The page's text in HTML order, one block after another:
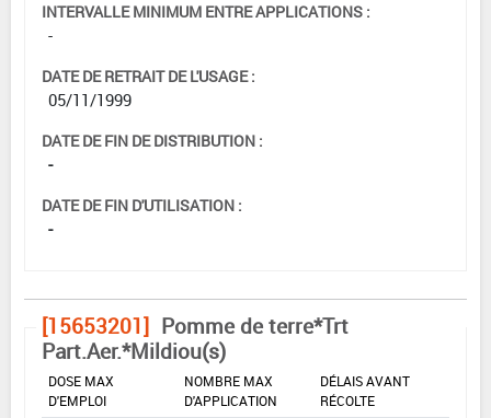
INTERVALLE MINIMUM ENTRE APPLICATIONS :
-
DATE DE RETRAIT DE L'USAGE :
05/11/1999
DATE DE FIN DE DISTRIBUTION :
-
DATE DE FIN D'UTILISATION :
-
[15653201] Pomme de terre*Trt
Part.Aer.*Mildiou(s)
DOSE MAX
D'EMPLOI
NOMBRE MAX
D'APPLICATION
DÉLAIS AVANT
RÉCOLTE